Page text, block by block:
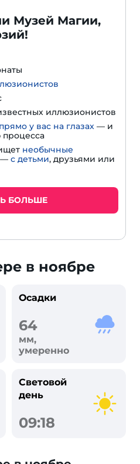
Музей Магии,
иллюзионистов
у вас на глазах — и
процесса
необычные
— с детьми, друзьями или
БОЛЬШЕ
в ноябре
Осадки
64
мм,
умеренно
Световой
день
09:18